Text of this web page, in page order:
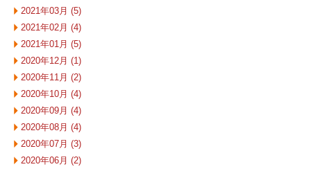
2021年03月 (5)
2021年02月 (4)
2021年01月 (5)
2020年12月 (1)
2020年11月 (2)
2020年10月 (4)
2020年09月 (4)
2020年08月 (4)
2020年07月 (3)
2020年06月 (2)